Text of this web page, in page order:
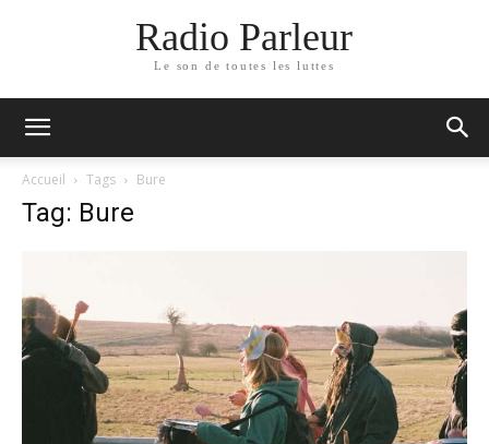
Radio Parleur
Le son de toutes les luttes
Accueil Tags Bure
Tag: Bure